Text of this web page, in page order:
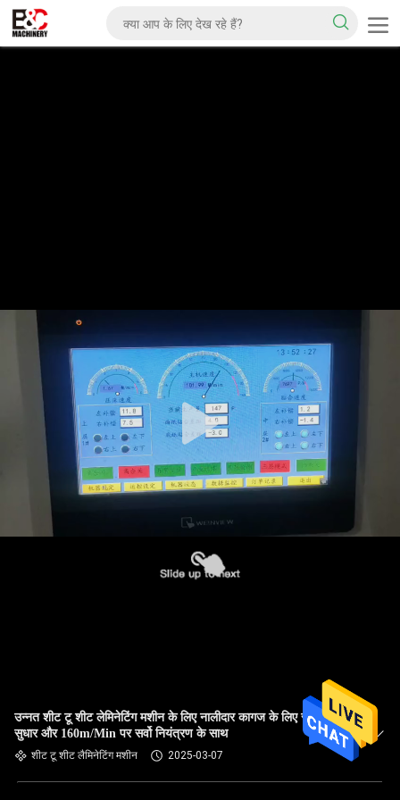
उन्नत शीट टू शीट लेमिनेटिंग मशीन के लिए नालीदार कागज के लिए स्वचालित
सुधार और 160m/Min पर सर्वो नियंत्रण के साथ
शीट टू शीट लैमिनेटिंग मशीन 2025-03-07